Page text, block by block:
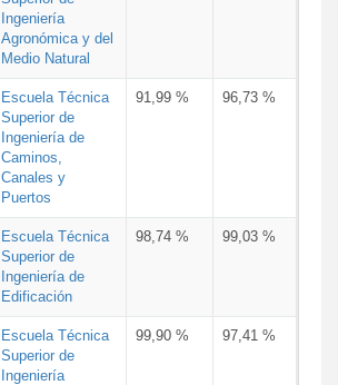
Ingeniería
Agronómica y del
Medio Natural
Escuela Técnica
Superior de
Ingeniería de
Caminos,
Canales y
Puertos
91,99 % 96,73 %
Escuela Técnica
Superior de
Ingeniería de
Edificación
98,74 % 99,03 %
Escuela Técnica
Superior de
Ingeniería
99,90 % 97,41 %